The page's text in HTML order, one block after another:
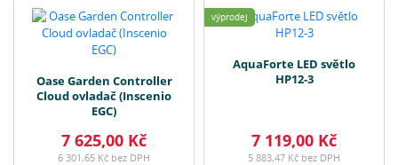
Oase Garden Controller
Cloud ovladač (Inscenio
EGC)
7 625,00 Kč
6 301,65 Kč bez DPH
výprodej
AquaForte LED světlo
HP12-3
7 119,00 Kč
5 883,47 Kč bez DPH